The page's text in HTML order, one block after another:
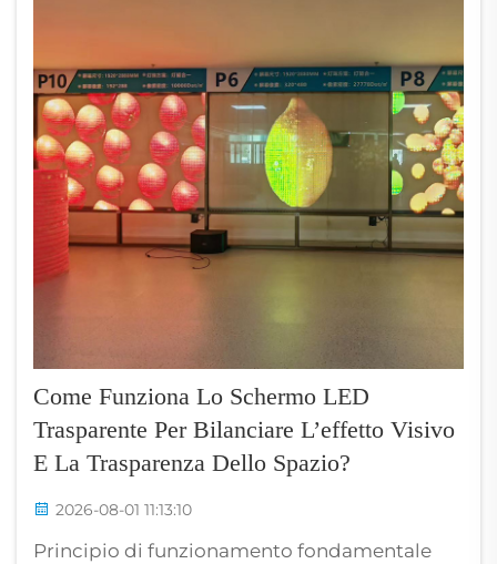
Come Funziona Lo Schermo LED
Trasparente Per Bilanciare L’effetto Visivo
E La Trasparenza Dello Spazio?
2026-08-01 11:13:10
Principio di funzionamento fondamentale